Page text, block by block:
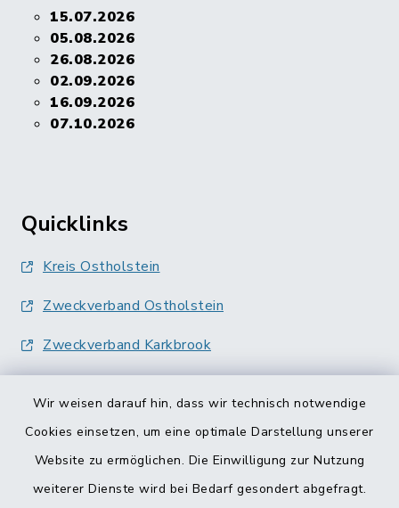
Wir weisen darauf hin, dass wir technisch notwendige
Cookies einsetzen, um eine optimale Darstellung unserer
Website zu ermöglichen. Die Einwilligung zur Nutzung
weiterer Dienste wird bei Bedarf gesondert abgefragt.
15.07.2026
05.08.2026
26.08.2026
02.09.2026
16.09.2026
07.10.2026
Quicklinks
Kreis Ostholstein
Zweckverband Ostholstein
Zweckverband Karkbrook